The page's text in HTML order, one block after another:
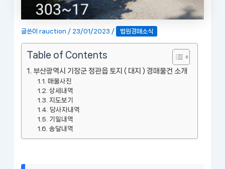
글쓴이rauction / 23/01/2023 / 법원경매소식
Table of Contents
부산광역시 기장군 정관읍 토지 ( 대지 ) 경매물건 소개
매물사진
상세내역
지도보기
당사자내역
기일내역
송달내역